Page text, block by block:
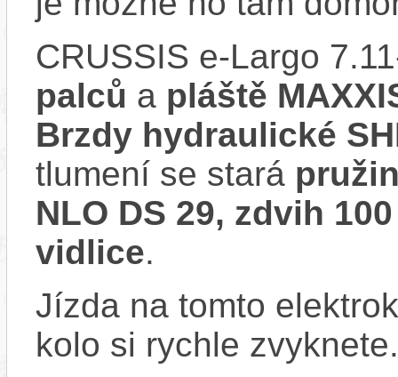
CRUSSIS e-Largo
palců a pláště
Brzdy hydraulické
tlumení se stará
NLO DS 29, zdvih
vidlice.
Jízda na tomto
kolo si rychle zvyknete.